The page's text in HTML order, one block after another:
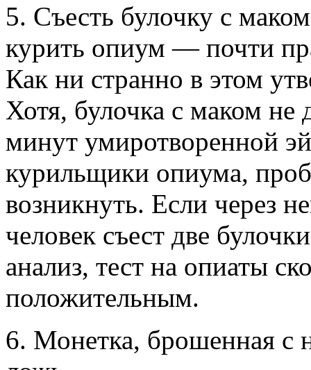
5. Съесть булочку с
курить опиум — почти
Как ни странно в этом
Хотя, булочка с маком не
минут умиротворенной
курильщики опиума,
возникнуть. Если через
человек съест две
анализ, тест на опиаты
положительным.
6. Монетка, брошенная с